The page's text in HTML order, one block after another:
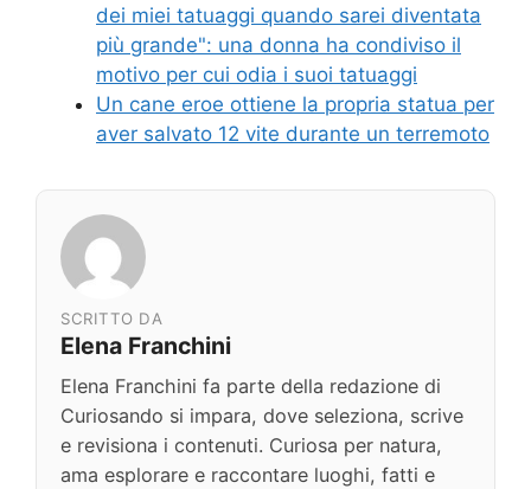
dei miei tatuaggi quando sarei diventata
più grande": una donna ha condiviso il
motivo per cui odia i suoi tatuaggi
Un cane eroe ottiene la propria statua per
aver salvato 12 vite durante un terremoto
SCRITTO DA
Elena Franchini
Elena Franchini fa parte della redazione di
Curiosando si impara, dove seleziona, scrive
e revisiona i contenuti. Curiosa per natura,
ama esplorare e raccontare luoghi, fatti e